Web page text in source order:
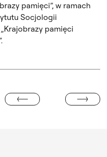
pamięci”, w ramach
Socjologii
pamięci
RAJCA
DR KLAUDIA